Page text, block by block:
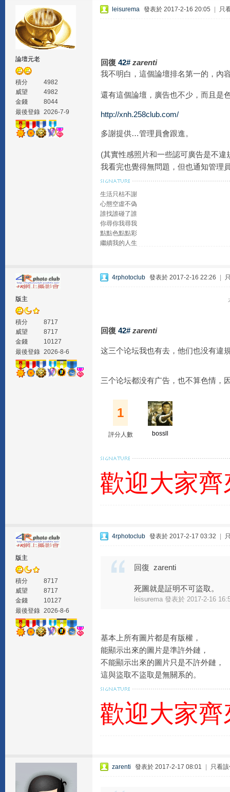
論壇元老
積分
4982
威望
4982
金錢
8044
最後登錄 2026-7-9
leisurema 發表於 2017-2-16 20:05 只
回復 42# zarenti
我不明白，這個論壇排名第一的，內
還有這個論壇，廣告也不少，而且是
http://xnh.258club.com/
多謝提供…管理員會跟進。
(其實性感照片和一些認可廣告是不違
我看完也覺得無問題，但也通知管理
生活只枯不謝
心態空虛不偽
誰找誰碰了誰
你尋你我尋我
點點色點點彩
繼續我的人生
版主
積分
8717
威望
8717
金錢
10127
最後登錄 2026-8-6
4rphotoclub 發表於 2017-2-16 22:26
回復 42# zarenti
这三个论坛我也有去，他们也没有違
三个论坛都没有广告，也不算色情，
1
評分人數 bossll
歡迎大家
版主
積分
8717
威望
8717
金錢
10127
最後登錄 2026-8-6
4rphotoclub 發表於 2017-2-17 03:32
回復 zarenti
死圖就是証明不可盜取。
leisurema 發表於 2017-2-16
基本上所有圖片都是有版權，
能顯示出來的圖片是準許外鏈，
不能顯示出來的圖片只是不許外鏈，
這與盜取不盜取是無關系的。
歡迎大家
zarenti 發表於 2017-2-17 08:01 只看